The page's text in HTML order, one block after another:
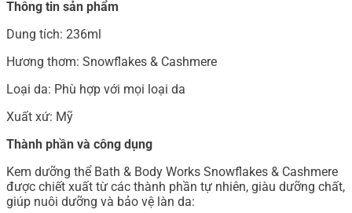
Thông tin sản phẩm
Dung tích: 236ml
Hương thơm: Snowflakes & Cashmere
Loại da: Phù hợp với mọi loại da
Xuất xứ: Mỹ
Thành phần và công dụng
Kem dưỡng thể Bath & Body Works Snowflakes & Cashmere
được chiết xuất từ các thành phần tự nhiên, giàu dưỡng chất,
giúp nuôi dưỡng và bảo vệ làn da: